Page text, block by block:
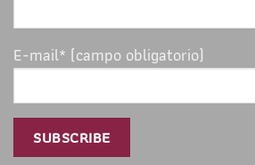
E-mail* (campo obligatorio)